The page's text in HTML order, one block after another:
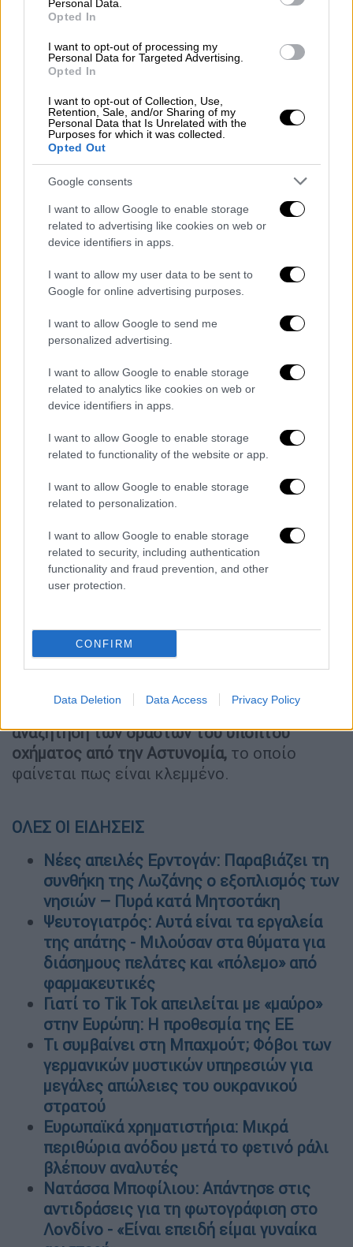
Personal Data.
Opted In
I want to opt-out of processing my
Personal Data for Targeted Advertising.
Opted In
I want to opt-out of Collection, Use,
Retention, Sale, and/or Sharing of my
Personal Data that Is Unrelated with the
Purposes for which it was collected.
Opted Out
Google consents
I want to allow Google to enable storage
related to advertising like cookies on web or
device identifiers in apps.
I want to allow my user data to be sent to
Google for online advertising purposes.
I want to allow Google to send me
personalized advertising.
I want to allow Google to enable storage
related to analytics like cookies on web or
device identifiers in apps.
I want to allow Google to enable storage
related to functionality of the website or app.
I want to allow Google to enable storage
related to personalization.
I want to allow Google to enable storage
related to security, including authentication
functionality and fraud prevention, and other
user protection.
CONFIRM
Data Deletion Data Access Privacy Policy
μεσημέρι με κόσμο στα πεζοδρόμια, και
κίνηση αφού λίγο πιο πέρα βρίσκονται τα
Δικαστήρια Καλαμάτας. Η αστυνομία έχει
την περιγραφή των δύο ατόμων που
επέβαιναν στο σκουρόχρωμο αυτοκίνητο.
Όλα δείχνουν οτι παρακολουθούσαν το θύμα
τους και περίμεναν την κατάλληλη ευκαιρία
για να δράσουν.
λίγο μετά
τις 2 το μεσημέρι μετά από μια τρίωρη μάχη
των γιατρών να τον σώσουν, αφού στο
έγινε καρδιοαναπνευστική αναζωογόνηση
και επανήλθε, ενώ στη συνέχεια ακολούθησε
χειρουργείο για τα σοβαρά τραύματά του.
Ωστόσο, παρά τις προσπάθειες των γιατρών,
video
Μπλόκα και έρευνες για να
δράστες
Στο σημείο έσπευσαν και ισχυρές
αστυνομικές δυνάμεις,
ενώ σύμφωνα με το
σε εξέλιξη βρίσκεται η
αναζήτηση των δραστών του ύποπτου
οχήματος από την Αστυνομία, το οποίο
φαίνεται πως είναι κλεμμένο.
ΟΛΕΣ ΟΙ ΕΙΔΗΣΕΙΣ
Νέες απειλές Ερντογάν: Παραβιάζει τη
συνθήκη της Λωζάνης ο εξοπλισμός των
νησιών – Πυρά κατά Μητσοτάκη
Ψευτογιατρός: Αυτά είναι τα εργαλεία
της απάτης - Μιλούσαν στα θύματα για
διάσημους πελάτες και «πόλεμο» από
φαρμακευτικές
Γιατί το Tik Tok απειλείται με «μαύρο»
στην Ευρώπη: Η προθεσμία της ΕΕ
Τι συμβαίνει στη Μπαχμούτ; Φόβοι των
γερμανικών μυστικών υπηρεσιών για
μεγάλες απώλειες του ουκρανικού
στρατού
Ευρωπαϊκά χρηματιστήρια: Μικρά
περιθώρια ανόδου μετά το φετινό ράλι
βλέπουν αναλυτές
Νατάσσα Μποφίλιου: Απάντησε στις
αντιδράσεις για τη φωτογράφιση στο
Λονδίνο - «Είναι επειδή είμαι γυναίκα